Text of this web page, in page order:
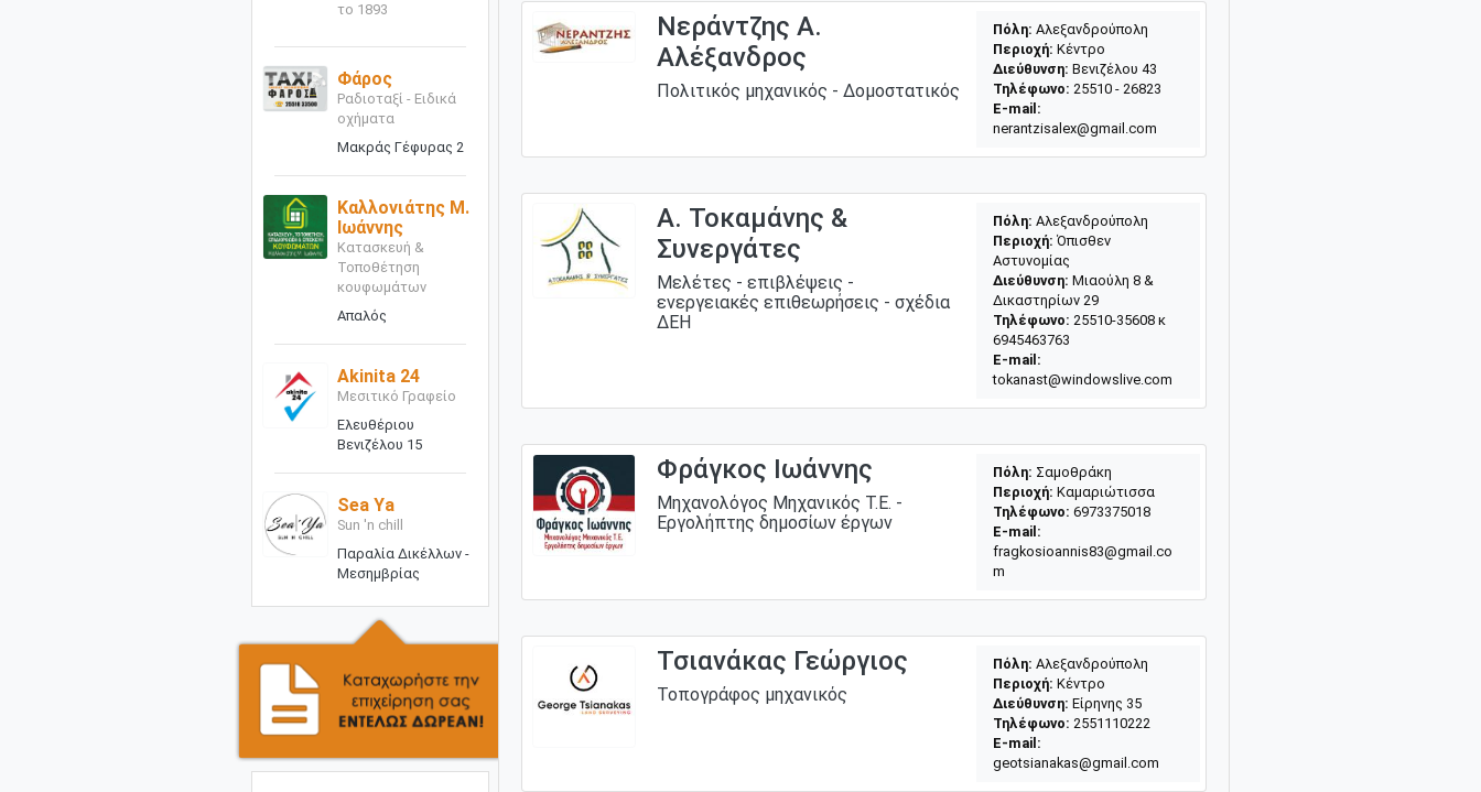
το 1893
Φάρος
Ραδιοταξί - Ειδικά
οχήματα
Μακράς Γέφυρας 2
Καλλονιάτης Μ.
Ιωάννης
Κατασκευή &
Τοποθέτηση
κουφωμάτων
Απαλός
Akinita 24
Μεσιτικό Γραφείο
Ελευθέριου
Βενιζέλου 15
Sea Ya
Sun 'n chill
Παραλία Δικέλλων -
Μεσημβρίας
Νεράντζης Α.
Αλέξανδρος
Πολιτικός μηχανικός - Δομοστατικός
Πόλη: Αλεξανδρούπολη
Περιοχή: Κέντρο
Διεύθυνση: Βενιζέλου 43
Τηλέφωνο: 25510 - 26823
E-mail:
nerantzisalex@gmail.com
Α. Τοκαμάνης &
Συνεργάτες
Μελέτες - επιβλέψεις -
ενεργειακές επιθεωρήσεις - σχέδια
ΔΕΗ
Πόλη: Αλεξανδρούπολη
Περιοχή: Όπισθεν
Αστυνομίας
Διεύθυνση: Μιαούλη 8 &
Δικαστηρίων 29
Τηλέφωνο: 25510-35608 κ
6945463763
E-mail:
tokanast@windowslive.com
Φράγκος Ιωάννης
Μηχανολόγος Μηχανικός Τ.Ε. -
Εργολήπτης δημοσίων έργων
Πόλη: Σαμοθράκη
Περιοχή: Καμαριώτισσα
Τηλέφωνο: 6973375018
E-mail:
fragkosioannis83@gmail.co
m
Τσιανάκας Γεώργιος
Τοπογράφος μηχανικός
Πόλη: Αλεξανδρούπολη
Περιοχή: Κέντρο
Διεύθυνση: Είρηνης 35
Τηλέφωνο: 2551110222
E-mail:
geotsianakas@gmail.com